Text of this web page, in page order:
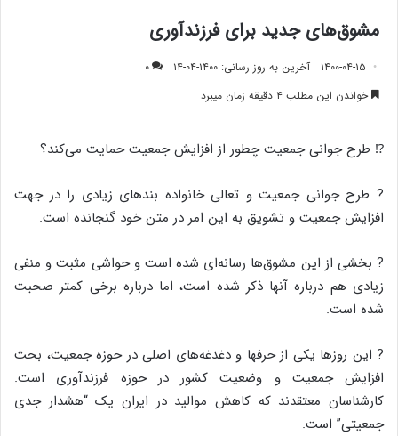
مشوق‌های جدید برای فرزندآوری
۱۴۰۰-۰۴-۱۵ آخرین به روز رسانی: ۱۴۰۰-۰۴-۱۴
۰
خواندن این مطلب ۴ دقیقه زمان میبرد
⁉️ طرح جوانی جمعیت چطور از افزایش جمعیت حمایت می‌کند؟
? طرح جوانی جمعیت و تعالی خانواده بندهای زیادی را در جهت
افزایش جمعیت و تشویق به این امر در متن خود گنجانده است.
? بخشی از این مشوق‌ها رسانه‌ای شده است و حواشی مثبت و منفی
زیادی هم درباره آنها ذکر شده است، اما درباره برخی کمتر صحبت
شده است.
? این روزها یکی از حرفها و دغدغه‌های اصلی در حوزه جمعیت، بحث
افزایش جمعیت و وضعیت کشور در حوزه فرزندآوری است.
کارشناسان معتقدند که کاهش موالید در ایران یک “هشدار جدی
جمعیتی” است.